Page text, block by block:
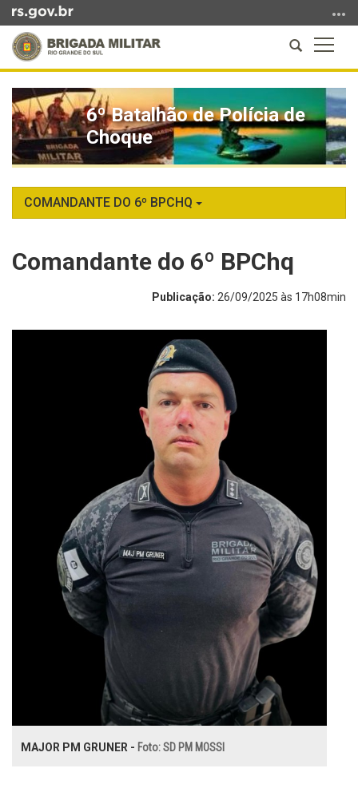
para
conteúdo
para
menu
busca
a
Abrir
a
busca
do
conteúdo
6º Batalhão de Polícia de
Choque
COMANDANTE DO 6º BPCHQ
Comandante do 6º BPChq
Publicação: 26/09/2025 às 17h08min
MAJOR PM GRUNER - Foto: SD PM MOSSI